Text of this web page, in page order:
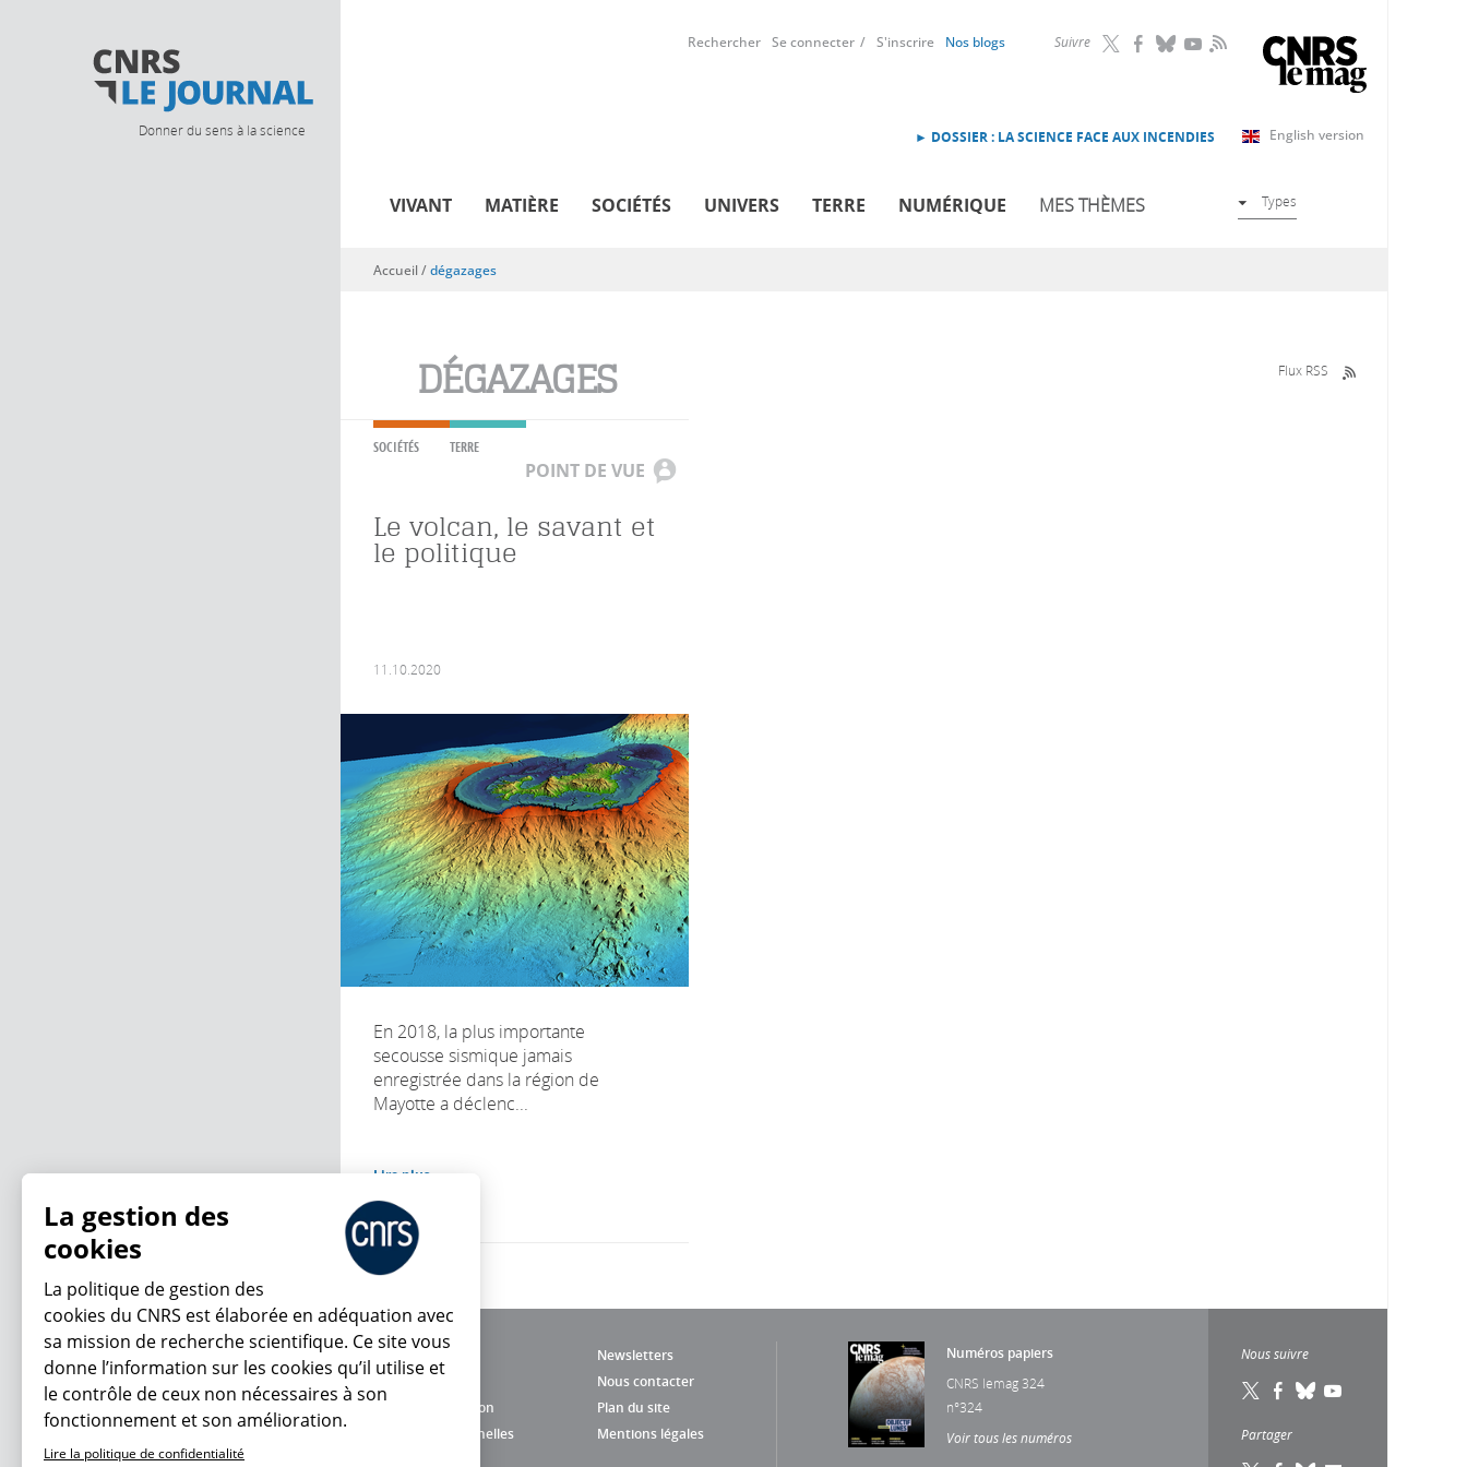
Donner du sens à la science
Suivre RSS
Rechercher Se connecter S'inscrire Nos blogs
English version
► DOSSIER : LA SCIENCE FACE AUX INCENDIES
VIVANT MATIÈRE SOCIÉTÉS UNIVERS TERRE NUMÉRIQUE MES THÈMES Types
Vous êtes ici
Accueil/dégazages
DÉGAZAGES Flux RSS
SOCIÉTÉS TERRE
POINT DE VUE
Le volcan, le savant et
le politique
11.10.2020
En 2018, la plus importante
secousse sismique jamais
enregistrée dans la région de
Mayotte a déclenc...
Lire plus
Newsletters
Nous contacter
Charte d'utilisation
Plan du site
Données personnelles
Mentions légales
Numéros papiers
CNRS lemag 324
n°324
Voir tous les numéros
Nous suivre
Partager
En ce moment
La gestion des
cookies
La politique de gestion des
cookies du CNRS est élaborée en adéquation avec
sa mission de recherche scientifique. Ce site vous
donne l’information sur les cookies qu’il utilise et
le contrôle de ceux non nécessaires à son
fonctionnement et son amélioration.
Lire la politique de confidentialité